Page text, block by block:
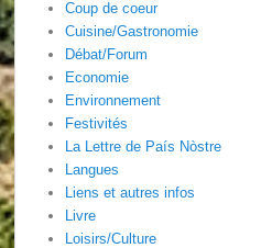
Coup de coeur
Cuisine/Gastronomie
Débat/Forum
Economie
Environnement
Festivités
La Lettre de País Nòstre
Langues
Liens et autres infos
Livre
Loisirs/Culture